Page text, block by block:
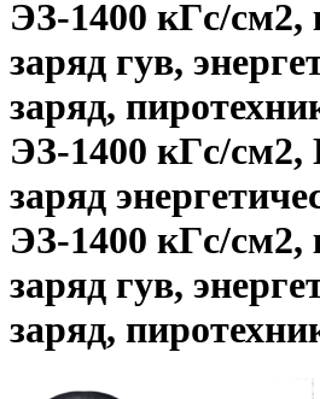
ЭЗ-1400 кГс/см2,
заряд гув,
заряд,
ЭЗ-1400 кГс/
заряд
ЭЗ-1400 кГс/см2,
заряд гув,
заряд,